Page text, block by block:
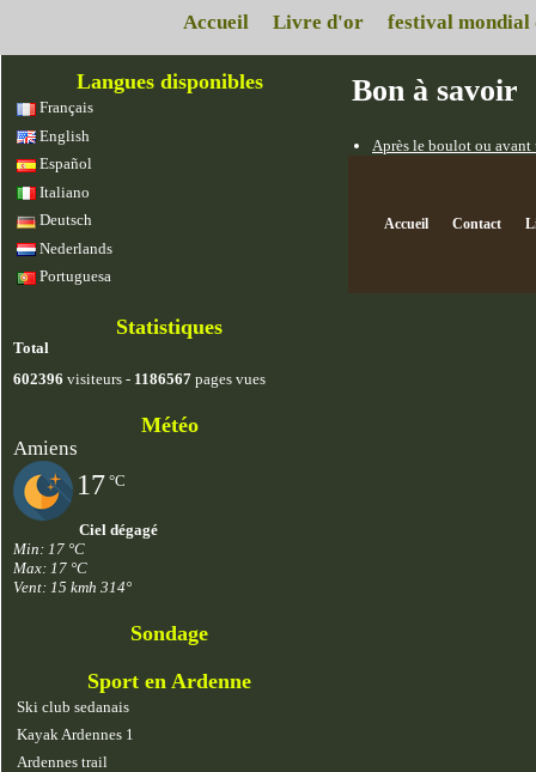
Accueil Livre d'or festival mondial
Langues disponibles
Français
English
Español
Italiano
Deutsch
Nederlands
Portuguesa
Statistiques
Total
602396 visiteurs - 1186567 pages vues
Météo
Amiens
17 °C
Ciel dégagé
Min: 17 °C
Max: 17 °C
Vent: 15 kmh 314°
Sondage
Sport en Ardenne
Ski club sedanais
Kayak Ardennes 1
Ardennes trail
Bon à savoir
Après le boulot ou avant
Accueil Contact